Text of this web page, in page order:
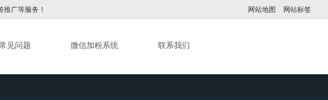
推广等服务！ 网站地图 网站标签
见问题 微信加粉系统 联系我们